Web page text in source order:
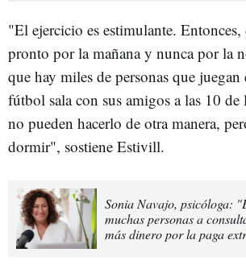
"El ejercicio es estimulante.
pronto por la mañana y nunca por la
que hay miles de personas que
fútbol sala con sus amigos a las 10
no pueden hacerlo de otra manera,
dormir", sostiene Estivill.
Sonia Navajo, psicóloga:
muchas personas a
más dinero por la paga